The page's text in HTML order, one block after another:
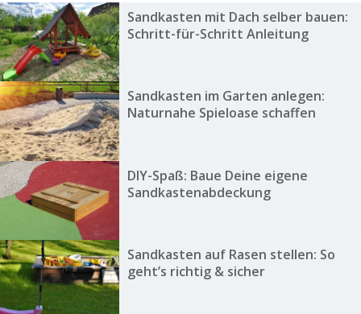
Sandkasten mit Dach selber bauen:
Schritt-für-Schritt Anleitung
Sandkasten im Garten anlegen:
Naturnahe Spieloase schaffen
DIY-Spaß: Baue Deine eigene
Sandkastenabdeckung
Sandkasten auf Rasen stellen: So
geht’s richtig & sicher